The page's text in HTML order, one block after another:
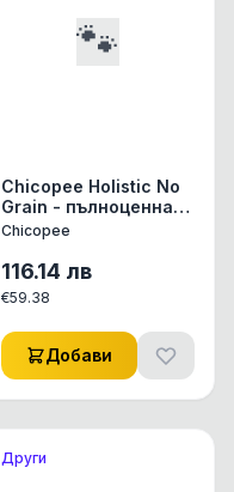
🐾
Chicopee Holistic No
Grain - пълноценна
суха храна за
чувствителен
стомах, 8 кг
Chicopee
116.14 лв
€59.38
Добави
Други